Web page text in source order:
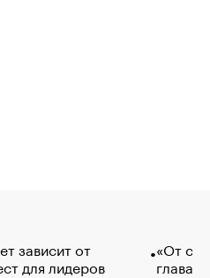
зависит от
для лидеров
«От
глава